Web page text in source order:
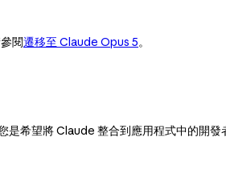
閱遷移至 Claude Opus 5。
希望將 Claude 整合到應用程式中的開發